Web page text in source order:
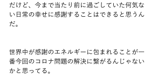
だけど、今まで当たり前に過ごしていた何気な
い日常の幸せに感謝することはできると思うん
だ。
世界中が感謝のエネルギーに包まれることが一
番今回のコロナ問題の解決に繋がるんじゃない
かと思ってる。